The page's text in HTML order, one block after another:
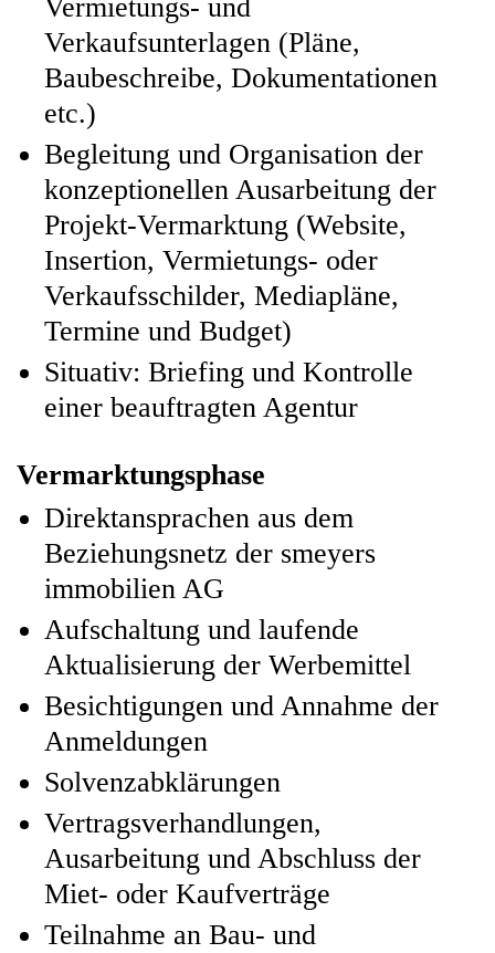
Vermietungs- und
Verkaufsunterlagen (Pläne,
Baubeschreibe, Dokumentationen
etc.)
Begleitung und Organisation der
konzeptionellen Ausarbeitung der
Projekt-Vermarktung (Website,
Insertion, Vermietungs- oder
Verkaufsschilder, Mediapläne,
Termine und Budget)
Situativ: Briefing und Kontrolle
einer beauftragten Agentur
Vermarktungsphase
Direktansprachen aus dem
Beziehungsnetz der smeyers
immobilien AG
Aufschaltung und laufende
Aktualisierung der Werbemittel
Besichtigungen und Annahme der
Anmeldungen
Solvenzabklärungen
Vertragsverhandlungen,
Ausarbeitung und Abschluss der
Miet- oder Kaufverträge
Teilnahme an Bau- und